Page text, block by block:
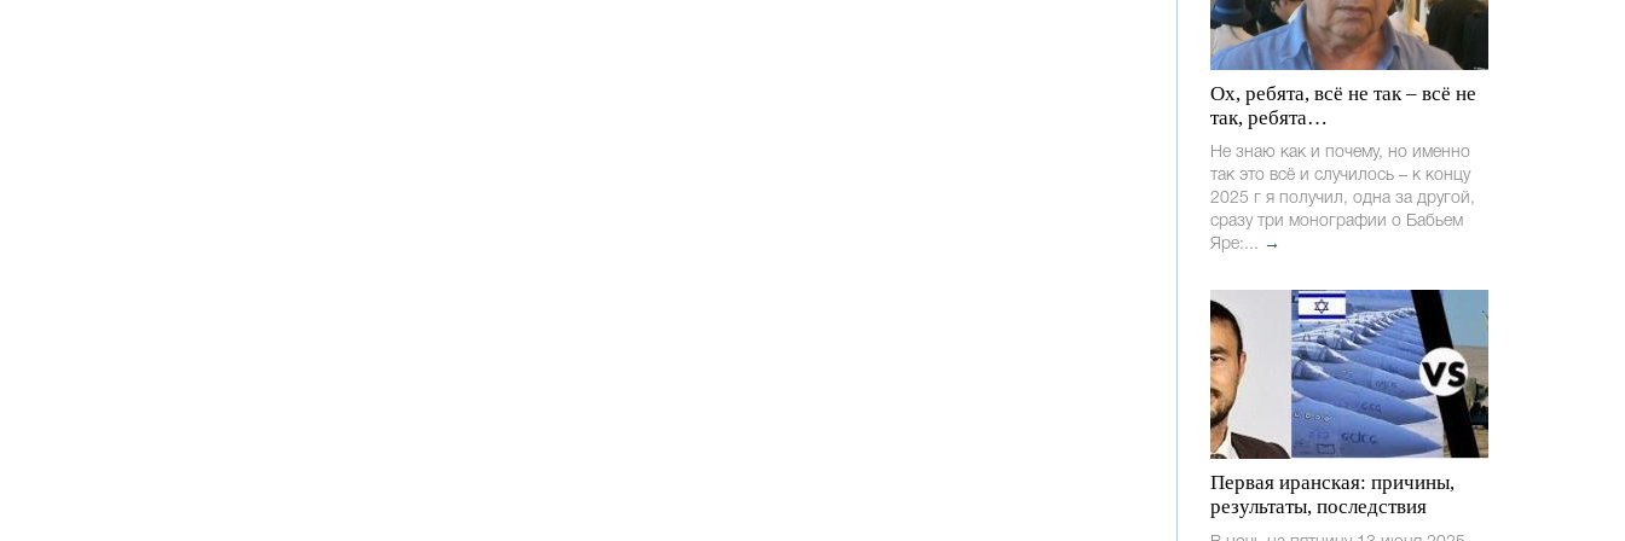
Ох, ребята, всё не так – всё не
так, ребята…
Не знаю как и почему, но именно
так это всё и случилось – к концу
2025 г я получил, одна за другой,
сразу три монографии о Бабьем
Яре:... →
Первая иранская: причины,
результаты, последствия